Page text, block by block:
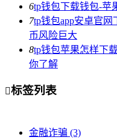
6tp钱包下载钱包-苹
7tp钱包app安卓官
币风险巨大
8tp钱包苹果怎样下
你了解
标签列表
金融诈骗 (3)